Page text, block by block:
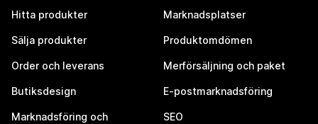
Hitta produkter
Sälja produkter
Order och leverans
Butiksdesign
Marknadsföring och
Marknadsplatser
Produktomdömen
Merförsäljning och paket
E-postmarknadsföring
SEO